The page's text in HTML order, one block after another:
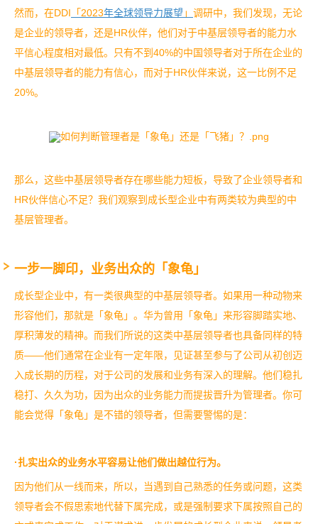
然而，在DDI 「 2023年全球领导力展望 」 调研中，我们发现，无论
是企业的领导者，还是HR伙伴，他们对于中基层领导者的能力水
平信心程度相对最低。只有不到 40%的中国领导者对于所在企业的
中基层领导者的能力有信心，而对于HR伙伴来说，这一比例不足
20%。
那么，这些中基层领导者存在哪些能力短板，导致了企业领导者和
HR伙伴信心不足？我们观察到成长型企业中有两类较为典型的中
基层管理者。
一步一脚印，业务出众的「象龟」
成长型企业中，有一类很典型的中基层领导者。如果用一种动物来
形容他们，那就是「象龟」。 华为曾用「象龟」来形容脚踏实地、
厚积薄发的精神。而我们所说的这类中基层领导者也具备同样的特
质——他们通常在企业有一定年限，见证甚至参与了公司从初创迈
入成长期的历程，对于公司的发展和业务有深入的理解。他们稳扎
稳打、久久为功，因为出众的业务能力而提拔晋升为管理者。 你可
能会觉得「象龟」是不错的领导者，但需要警惕的是：
·扎实出众的业务水平容易让他们做出越位行为。
因为他们从一线而来，所以，当遇到自己熟悉的任务或问题，这类
领导者会不假思索地代替下属完成，或是强制要求下属按照自己的